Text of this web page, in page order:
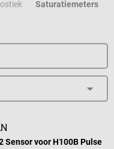
Saturatiemeters
Sensor voor H100B Pulse